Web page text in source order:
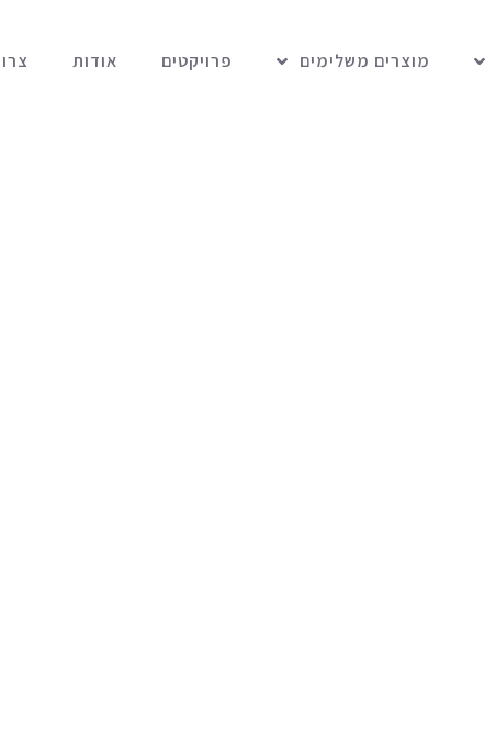
מוצרים משלימים פרויקטים אודות